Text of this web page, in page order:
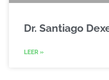
Dr. Santiago
LEER »